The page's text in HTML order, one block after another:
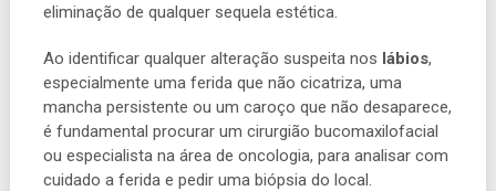
eliminação de qualquer sequela estética.
Ao identificar qualquer alteração suspeita nos lábios,
especialmente uma ferida que não cicatriza, uma
mancha persistente ou um caroço que não desaparece,
é fundamental procurar um cirurgião bucomaxilofacial
ou especialista na área de oncologia, para analisar com
cuidado a ferida e pedir uma biópsia do local.